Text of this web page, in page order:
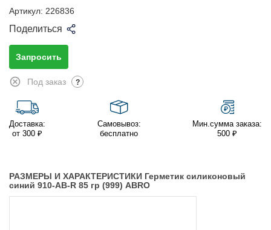
Артикул: 226836
Поделиться
Запросить
Под заказ ?
Доставка:
от 300 ₽
Самовывоз:
бесплатно
Мин.сумма заказа:
500 ₽
РАЗМЕРЫ И ХАРАКТЕРИСТИКИ Герметик силиконовый
синий 910-AB-R 85 гр (999) ABRO